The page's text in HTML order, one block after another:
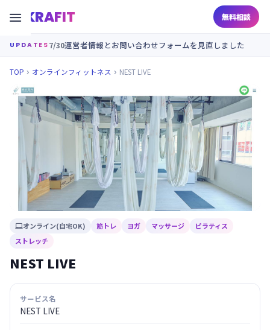
KRAFIT 無料相談

UPDATES 7/30運営者情報とお問い合わせフォームを見直しました
TOP  オンラインフィットネス  NEST LIVE
オンライン(自宅OK) 筋トレ ヨガ マッサージ
ピラティス
ストレッチ
NEST LIVE
サービス名
NEST LIVE